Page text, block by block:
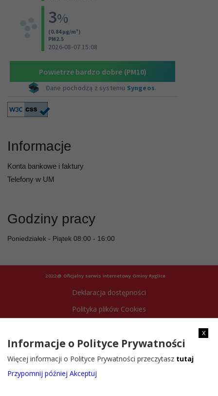
Informacje
Konta bankowe i faktury
Telefony w UM
Godziny pracy
Poniedziałek - Piątek 08:00 - 16:00
2022@ Oficjalny serwis internetowy Gminy Ryglice
Deklaracja dostępności
Polityka plików Cookies
x
Informacje o Polityce Prywatności
Więcej informacji o Polityce Prywatności przeczytasz tutaj
Przypomnij później Akceptuj